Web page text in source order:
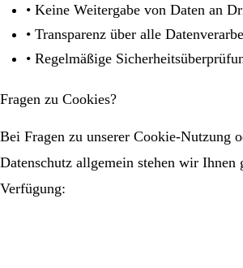
• Keine Weitergabe von Daten an
• Transparenz über alle
• Regelmäßige
Fragen zu Cookies?
Bei Fragen zu unserer Cookie-Nutzung
Datenschutz allgemein stehen wir Ihnen
Verfügung: